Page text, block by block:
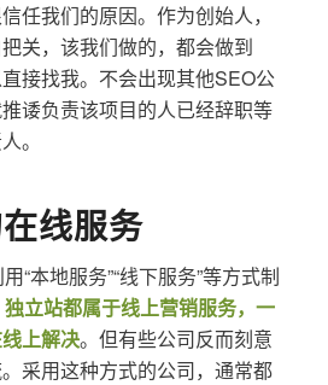
任我们的原因。作为创始人，
关，该我们做的，都会做到
接找我。不会出现其他SEO公
诿负责该项目的人已经辞职等
。
线服务
“本地服务”“线下服务”等方式制
立站都属于线上营销服务，一
上解决。但有些公司反而刻意
采用这种方式的公司，通常都